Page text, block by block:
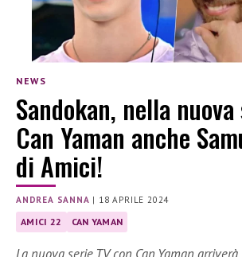
NEWS
Sandokan, nella
Can Yaman anche
di Amici!
ANDREA SANNA | 18 APRILE 2024
AMICI 22 CAN YAMAN